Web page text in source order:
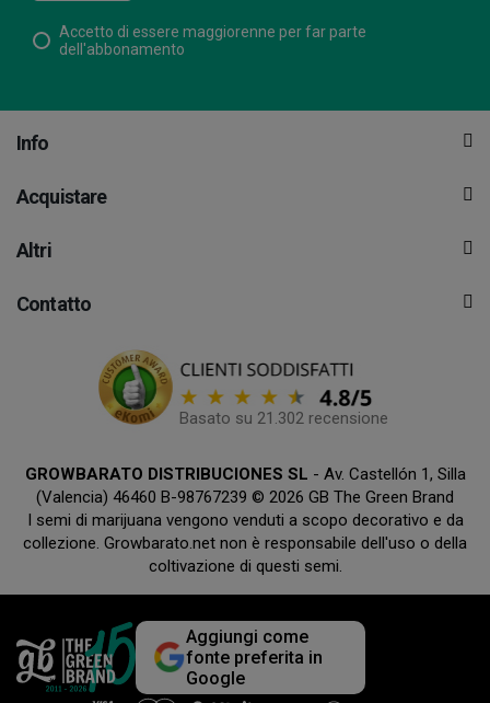
Accetto di essere maggiorenne per far parte
dell'abbonamento
Info
Acquistare
Altri
Contatto
Basato su 21.302 recensione
GROWBARATO DISTRIBUCIONES SL - Av. Castellón 1, Silla
(Valencia) 46460 B-98767239 © 2026 GB The Green Brand
I semi di marijuana vengono venduti a scopo decorativo e da
collezione. Growbarato.net non è responsabile dell'uso o della
coltivazione di questi semi.
Aggiungi come
fonte preferita in
Google